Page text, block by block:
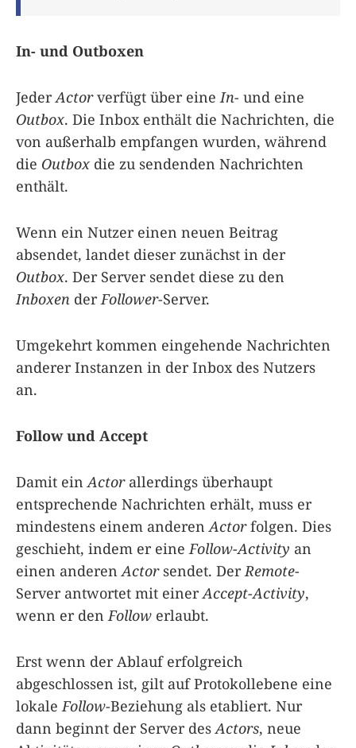
In- und Outboxen
JederActorverfügt über eine In- und eine
Outbox. Die Inbox enthält die Nachrichten, die
von außerhalb empfangen wurden, während
die Outbox die zu sendenden Nachrichten
enthält.
Wenn ein Nutzer einen neuen Beitrag
absendet, landet dieser zunächst in der
Outbox. Der Server sendet diese zu den
Inboxen der Follower-Server.
Umgekehrt kommen eingehende Nachrichten
anderer Instanzen in der Inbox des Nutzers
an.
Follow und Accept
Damit ein Actorallerdings überhaupt
entsprechende Nachrichten erhält, muss er
mindestens einem anderen Actorfolgen. Dies
geschieht, indem er eine Follow-Activity an
einen anderen Actorsendet. Der Remote-
Server antwortet mit einerAccept-Activity,
wenn er den Follow erlaubt.
Erst wenn der Ablauf erfolgreich
abgeschlossen ist, gilt auf Protokollebene eine
lokale Follow-Beziehung als etabliert. Nur
dann beginnt der Server des Actors, neue